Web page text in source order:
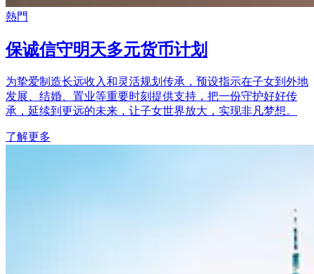
熱門
保诚信守明天多元货币计划
为挚爱制造长远收入和灵活规划传承，预设指示在子女到外地
发展、结婚、置业等重要时刻提供支持，把一份守护好好传
承，延续到更远的未来，让子女世界放大，实现非凡梦想。
了解更多